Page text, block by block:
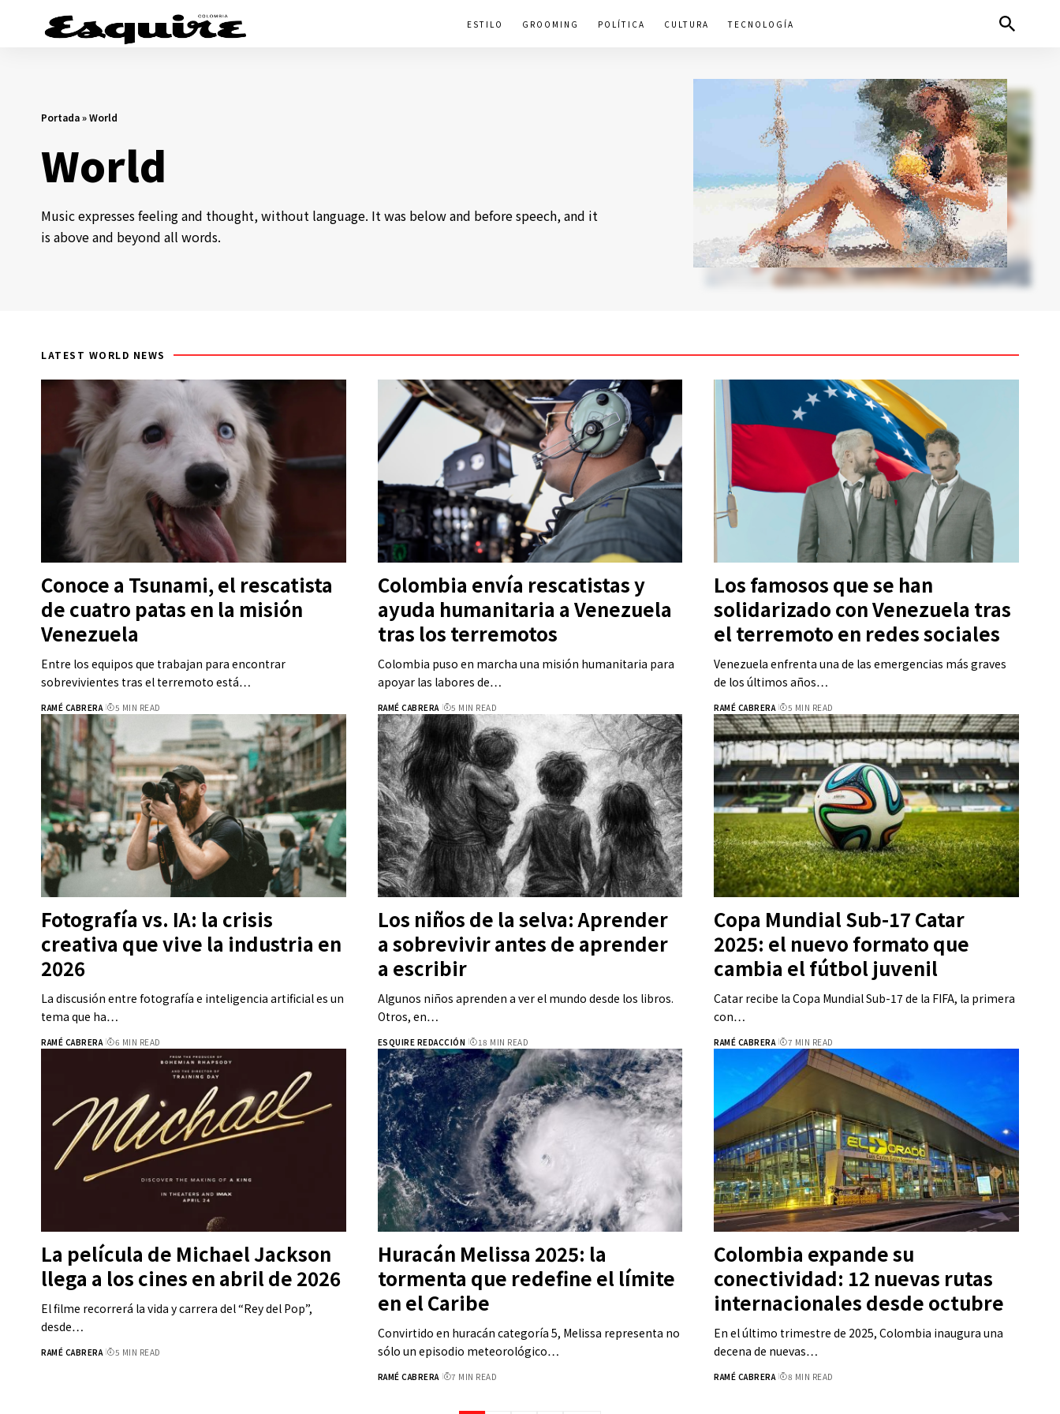
ESTILO GROOMING POLÍTICA CULTURA TECNOLOGÍA
Portada»World
World
Music expresses feeling and thought, without language. It was below and before speech, and it
is above and beyond all words.
LATEST WORLD NEWS
Conoce a Tsunami, el rescatista
de cuatro patas en la misión
Venezuela
Entre los equipos que trabajan para encontrar
sobrevivientes tras el terremoto está…
RAMÉ CABRERA 5 MIN READ
Colombia envía rescatistas y
ayuda humanitaria a Venezuela
tras los terremotos
Colombia puso en marcha una misión humanitaria para
apoyar las labores de…
RAMÉ CABRERA 5 MIN READ
Los famosos que se han
solidarizado con Venezuela tras
el terremoto en redes sociales
Venezuela enfrenta una de las emergencias más graves
de los últimos años…
RAMÉ CABRERA 5 MIN READ
Fotografía vs. IA: la crisis
creativa que vive la industria en
2026
La discusión entre fotografía e inteligencia artificial es un
tema que ha…
RAMÉ CABRERA 6 MIN READ
Los niños de la selva: Aprender
a sobrevivir antes de aprender
a escribir
Algunos niños aprenden a ver el mundo desde los libros.
Otros, en…
ESQUIRE REDACCIÓN 18 MIN READ
Copa Mundial Sub-17 Catar
2025: el nuevo formato que
cambia el fútbol juvenil
Catar recibe la Copa Mundial Sub-17 de la FIFA, la primera
con…
RAMÉ CABRERA 7 MIN READ
La película de Michael Jackson
llega a los cines en abril de 2026
El filme recorrerá la vida y carrera del “Rey del Pop”,
desde…
RAMÉ CABRERA 5 MIN READ
Huracán Melissa 2025: la
tormenta que redefine el límite
en el Caribe
Convirtido en huracán categoría 5, Melissa representa no
sólo un episodio meteorológico…
RAMÉ CABRERA 7 MIN READ
Colombia expande su
conectividad: 12 nuevas rutas
internacionales desde octubre
En el último trimestre de 2025, Colombia inaugura una
decena de nuevas…
RAMÉ CABRERA 8 MIN READ